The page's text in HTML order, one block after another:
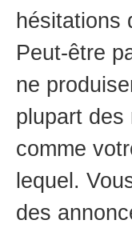
hésitations
Peut-être
ne
plupart des
comme
lequel.
des